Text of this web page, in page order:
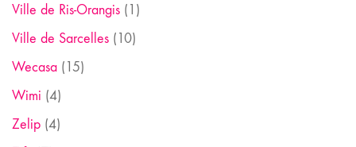
Ville de Ris-Orangis (1)
Ville de Sarcelles (10)
Wecasa (15)
Wimi (4)
Zelip (4)